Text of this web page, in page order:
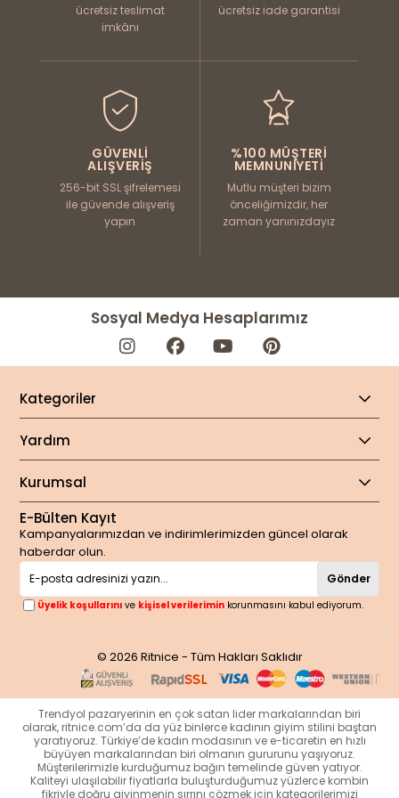
ücretsiz teslimat
imkânı
ücretsiz iade garantisi
GÜVENLI
ALIŞVERIŞ
256-bit SSL şifrelemesi
ile güvende alışveriş
yapın
%100 MÜŞTERI
MEMNUNIYETI
Mutlu müşteri bizim
önceliğimizdir, her
zaman yanınızdayız
Sosyal Medya Hesaplarımız
Kategoriler
Yardım
Kurumsal
E-Bülten Kayıt
Kampanyalarımızdan ve indirimlerimizden güncel olarak
haberdar olun.
Gönder
Üyelik koşullarını ve kişisel verilerimin korunmasını kabul ediyorum.
© 2026 Ritnice - Tüm Hakları Saklıdır
Trendyol pazaryerinin en çok satan lider markalarından biri
olarak, ritnice.com’da da yüz binlerce kadının giyim stilini baştan
yaratıyoruz. Türkiye’de kadın modasının ve e-ticaretin en hızlı
büyüyen markalarından biri olmanın gururunu yaşıyoruz.
Müşterilerimizle kurduğumuz bağın temelinde güven yatıyor.
Kaliteyi ulaşılabilir fiyatlarla buluşturduğumuz yüzlerce kombin
fikriyle doğru giyinmenin sırrını çözmek için kategorilerimizi